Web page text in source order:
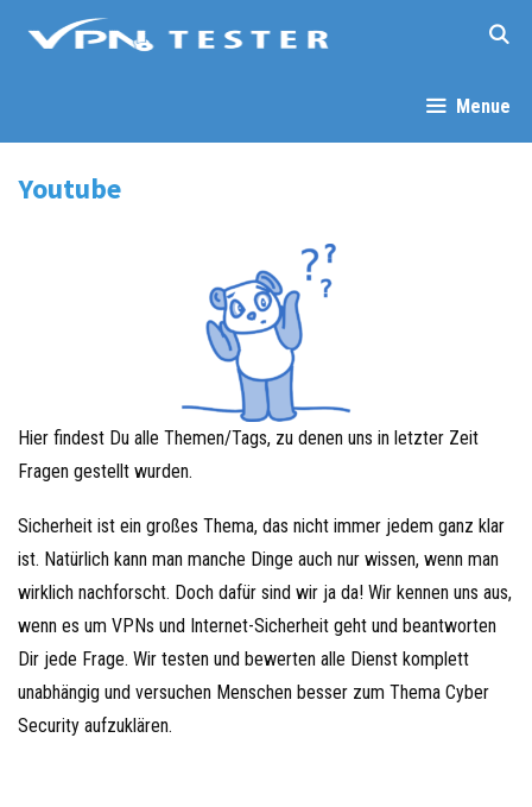
Menue
Youtube
Hier findest Du alle Themen/Tags, zu denen uns in letzter Zeit
Fragen gestellt wurden.
Sicherheit ist ein großes Thema, das nicht immer jedem ganz klar
ist. Natürlich kann man manche Dinge auch nur wissen, wenn man
wirklich nachforscht. Doch dafür sind wir ja da! Wir kennen uns aus,
wenn es um VPNs und Internet-Sicherheit geht und beantworten
Dir jede Frage. Wir testen und bewerten alle Dienst komplett
unabhängig und versuchen Menschen besser zum Thema Cyber
Security aufzuklären.